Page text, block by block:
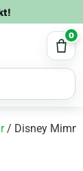
0
/ Disney